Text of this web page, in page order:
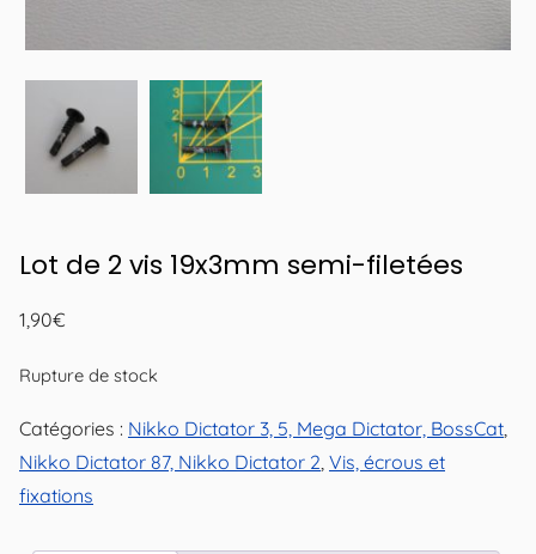
Lot de 2 vis 19x3mm semi-filetées
1,90€
Rupture de stock
Catégories : Nikko Dictator 3, 5, Mega Dictator, BossCat,
Nikko Dictator 87, Nikko Dictator 2, Vis, écrous et
fixations